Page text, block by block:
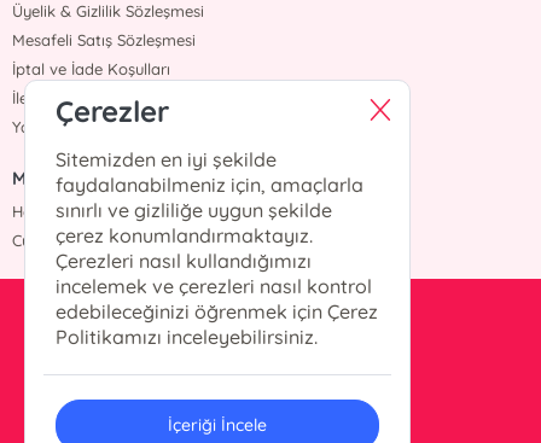
Üyelik & Gizlilik Sözleşmesi
Mesafeli Satış Sözleşmesi
İptal ve İade Koşulları
İletişim
Yardım
MÜŞTERİ HİZMETLERİ
Hafta içi :09:00 - 18:00
Cumartesi :09:00 - 18:00
info@okurkitap.com
90 544 522 45 05
Çerezler
Sitemizden en iyi şekilde
faydalanabilmeniz için, amaçlarla
sınırlı ve gizliliğe uygun şekilde
çerez konumlandırmaktayız.
Çerezleri nasıl kullandığımızı
incelemek ve çerezleri nasıl kontrol
edebileceğinizi öğrenmek için Çerez
Politikamızı inceleyebilirsiniz.
İçeriği İncele